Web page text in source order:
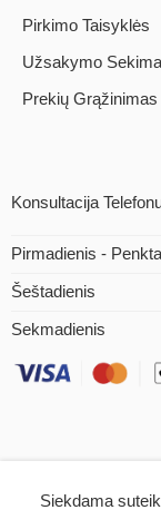
Pirkimo Taisyklės
Užsakymo
Prekių Grąžinimas
Konsultacija
Pirmadienis -
Šeštadienis
Sekmadienis
Siekdama